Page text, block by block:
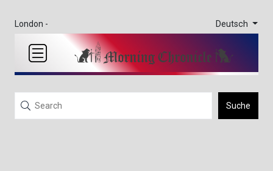
London - Deutsch
Suche